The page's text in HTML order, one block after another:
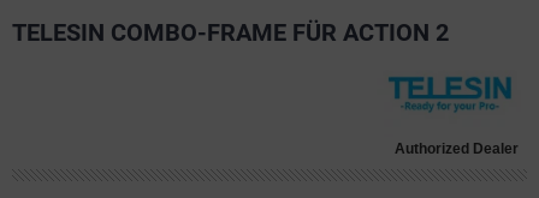
TELESIN COMBO-FRAME FÜR ACTION 2
Authorized Dealer